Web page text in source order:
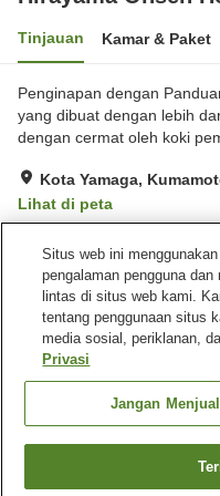
Tinjauan Kamar & Paket
Penginapan dengan
yang dibuat dengan lebih
dengan cermat oleh koki
Kota Yamaga,
Lihat di peta
Fasilitas properti
Tempat parkir
Pemandian besar (air
Situs web ini
pengalaman pengguna
lintas di situs web kami.
tentang penggunaan situs
media sosial, periklanan,
Privasi
Jangan